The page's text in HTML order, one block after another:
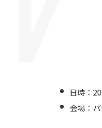
日時：
会場：